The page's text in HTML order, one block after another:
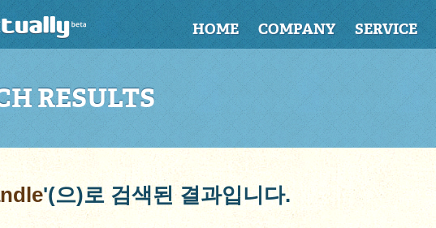
HOME COMPANY SERVICE
RESULTS
'(으)로 검색된 결과입니다.